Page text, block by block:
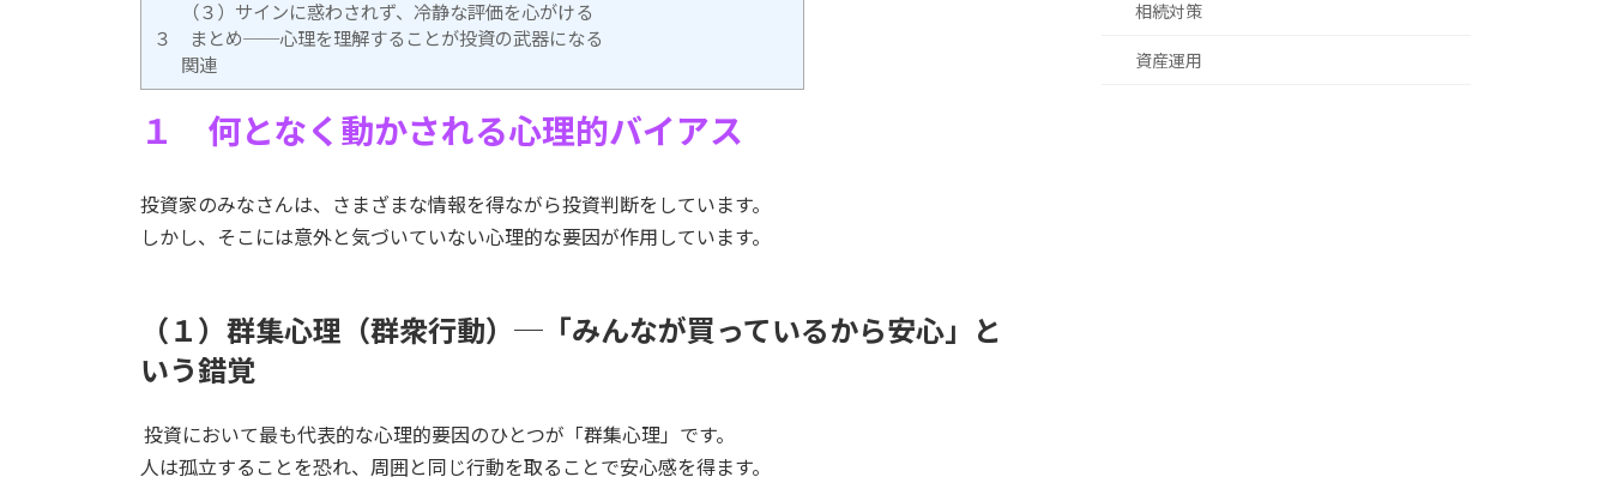
（３）サインに惑わされず、冷静な評価を心がける
３ まとめ──心理を理解することが投資の武器になる
関連
１ 何となく動かされる心理的バイアス
投資家のみなさんは、さまざまな情報を得ながら投資判断をしています。
しかし、そこには意外と気づいていない心理的な要因が作用しています。
（１）群集心理（群衆行動）─「みんなが買っているから安心」と
いう錯覚
投資において最も代表的な心理的要因のひとつが「群集心理」です。
人は孤立することを恐れ、周囲と同じ行動を取ることで安心感を得ます。
相続対策
資産運用